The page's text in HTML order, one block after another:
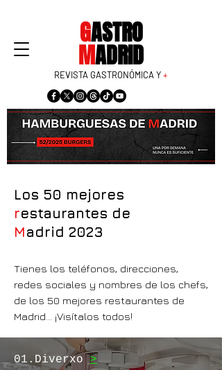
GASTRO
MADRID
REVISTA GASTRONÓMICA Y+
Los 50 mejores
restaurantes de
Madrid 2023
Tienes los teléfonos, direcciones,
redes sociales y nombres de los chefs,
de los 50 mejores restaurantes de
Madrid... ¡Visítalos todos!
01.Diverxo >